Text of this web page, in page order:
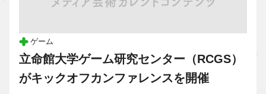
ゲーム
立命館大学ゲーム研究センター（RCGS）
がキックオフカンファレンスを開催